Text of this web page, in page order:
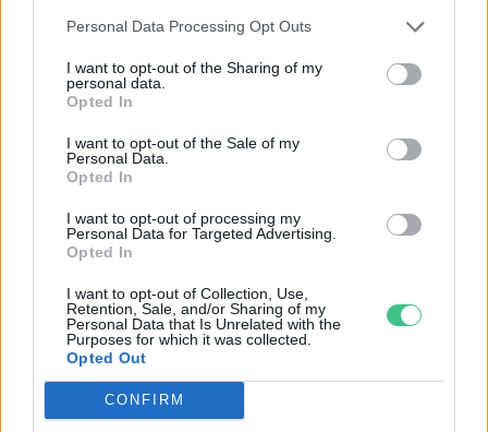
Personal Data Processing Opt Outs
I want to opt-out of the Sharing of my
personal data.
Opted In
I want to opt-out of the Sale of my
Personal Data.
Opted In
I want to opt-out of processing my
Personal Data for Targeted Advertising.
Opted In
I want to opt-out of Collection, Use,
Retention, Sale, and/or Sharing of my
Personal Data that Is Unrelated with the
Purposes for which it was collected.
Opted Out
CONFIRM
SZEMLE
Elképesztő felvétel mutatja meg,
mekkora a különbség az áradó és a
kiszáradó Duna között